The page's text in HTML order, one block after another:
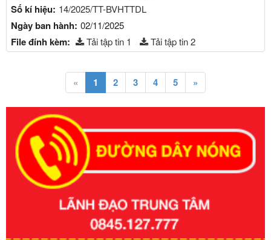
Số kí hiệu: 14/2025/TT-BVHTTDL
Ngày ban hành: 02/11/2025
File đính kèm: Tải tập tin 1 Tải tập tin 2
« 1 2 3 4 5 »